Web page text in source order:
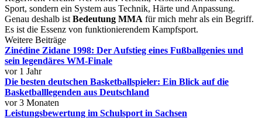
Sport, sondern ein System aus Technik, Härte und Anpassung.
Genau deshalb ist Bedeutung MMA für mich mehr als ein Begriff.
Es ist die Essenz von funktionierendem Kampfsport.
Weitere Beiträge
Zinédine Zidane 1998: Der Aufstieg eines Fußballgenies und
sein legendäres WM-Finale
vor 1 Jahr
Die besten deutschen Basketballspieler: Ein Blick auf die
Basketballlegenden aus Deutschland
vor 3 Monaten
Leistungsbewertung im Schulsport in Sachsen